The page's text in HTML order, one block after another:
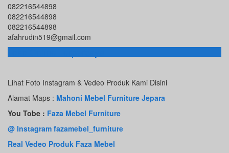
082216544898
082216544898
082216544898
afahrudin519@gmail.com
Toko Online Terpercaya
Lihat Foto Instagram & Vedeo Produk Kami Disini
Alamat Maps : Mahoni Mebel Furniture Jepara
You Tobe : Faza Mebel Furniture
@ Instagram fazamebel_furniture
Real Vedeo Produk Faza Mebel